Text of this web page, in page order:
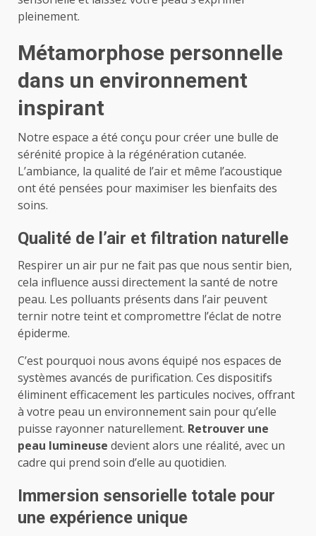
pleinement.
Métamorphose personnelle
dans un environnement
inspirant
Notre espace a été conçu pour créer une bulle de
sérénité propice à la régénération cutanée.
L’ambiance, la qualité de l’air et même l’acoustique
ont été pensées pour maximiser les bienfaits des
soins.
Qualité de l’air et filtration naturelle
Respirer un air pur ne fait pas que nous sentir bien,
cela influence aussi directement la santé de notre
peau. Les polluants présents dans l’air peuvent
ternir notre teint et compromettre l’éclat de notre
épiderme.
C’est pourquoi nous avons équipé nos espaces de
systèmes avancés de purification. Ces dispositifs
éliminent efficacement les particules nocives, offrant
à votre peau un environnement sain pour qu’elle
puisse rayonner naturellement. Retrouver une
peau lumineuse devient alors une réalité, avec un
cadre qui prend soin d’elle au quotidien.
Immersion sensorielle totale pour
une expérience unique